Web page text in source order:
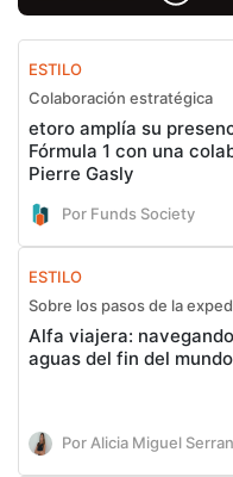
ESTILO
Colaboración estratégica
etoro amplía su
Fórmula 1 con una
Pierre Gasly
Por Funds Society
ESTILO
Sobre los pasos de la
Alfa viajera:
aguas del fin del mundo
Por Alicia Miguel